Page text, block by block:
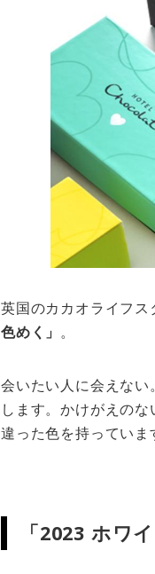
英国のカカオライフス
色めく」 。
会いたい人に会えな
します。かけがえの
違った色を持っていま
「2023 ホワ